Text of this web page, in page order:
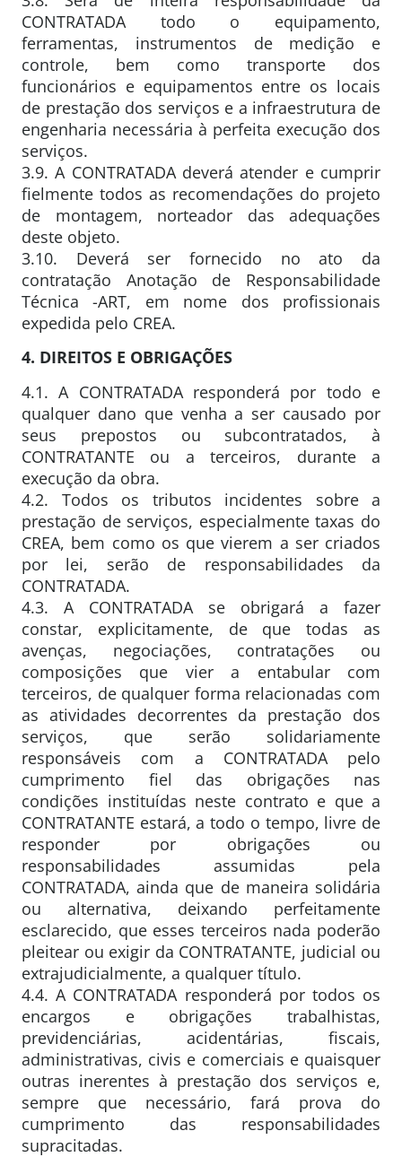
CONTRATADA todo o equipamento,
ferramentas, instrumentos de medição e
controle, bem como transporte dos
funcionários e equipamentos entre os locais
de prestação dos serviços e a infraestrutura de
engenharia necessária à perfeita execução dos
serviços.
3.9. A CONTRATADA deverá atender e cumprir
fielmente todos as recomendações do projeto
de montagem, norteador das adequações
deste objeto.
3.10. Deverá ser fornecido no ato da
contratação Anotação de Responsabilidade
Técnica -ART, em nome dos profissionais
expedida pelo CREA.
4. DIREITOS E OBRIGAÇÕES
4.1. A CONTRATADA responderá por todo e
qualquer dano que venha a ser causado por
seus prepostos ou subcontratados, à
CONTRATANTE ou a terceiros, durante a
execução da obra.
4.2. Todos os tributos incidentes sobre a
prestação de serviços, especialmente taxas do
CREA, bem como os que vierem a ser criados
por lei, serão de responsabilidades da
CONTRATADA.
4.3. A CONTRATADA se obrigará a fazer
constar, explicitamente, de que todas as
avenças, negociações, contratações ou
composições que vier a entabular com
terceiros, de qualquer forma relacionadas com
as atividades decorrentes da prestação dos
serviços, que serão solidariamente
responsáveis com a CONTRATADA pelo
cumprimento fiel das obrigações nas
condições instituídas neste contrato e que a
CONTRATANTE estará, a todo o tempo, livre de
responder por obrigações ou
responsabilidades assumidas pela
CONTRATADA, ainda que de maneira solidária
ou alternativa, deixando perfeitamente
esclarecido, que esses terceiros nada poderão
pleitear ou exigir da CONTRATANTE, judicial ou
extrajudicialmente, a qualquer título.
4.4. A CONTRATADA responderá por todos os
encargos e obrigações trabalhistas,
previdenciárias, acidentárias, fiscais,
administrativas, civis e comerciais e quaisquer
outras inerentes à prestação dos serviços e,
sempre que necessário, fará prova do
cumprimento das responsabilidades
supracitadas.